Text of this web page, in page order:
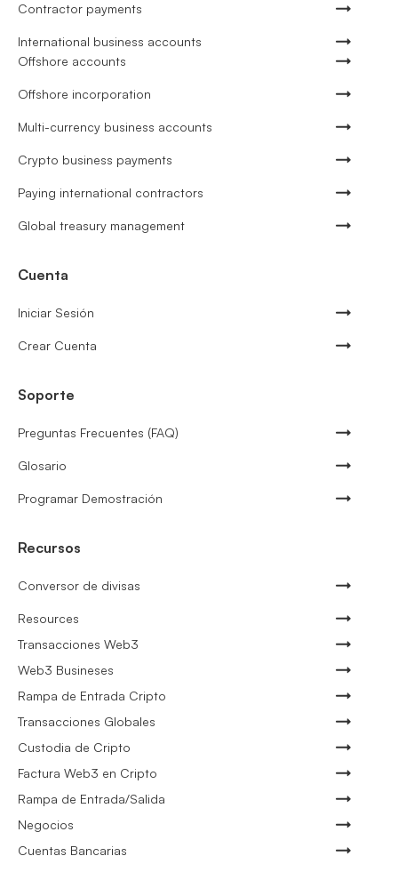
Contractor payments
International business accounts
Offshore accounts
Offshore incorporation
Multi-currency business accounts
Crypto business payments
Paying international contractors
Global treasury management
Cuenta
Iniciar Sesión
Crear Cuenta
Soporte
Preguntas Frecuentes (FAQ)
Glosario
Programar Demostración
Recursos
Conversor de divisas
Resources
Transacciones Web3
Web3 Busineses
Rampa de Entrada Cripto
Transacciones Globales
Custodia de Cripto
Factura Web3 en Cripto
Rampa de Entrada/Salida
Negocios
Cuentas Bancarias